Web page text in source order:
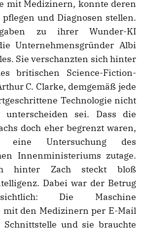
mit Medizinern, konnte deren
und Diagnosen stellen.
zu ihrer Wunder-KI
Unternehmensgründer Albi
Sie verschanzten sich hinter
britischen Science-Fiction-
C. Clarke, demgemäß jede
Technologie nicht
sei. Dass die
doch eher begrenzt waren,
eine Untersuchung des
Innenministeriums zutage.
hinter Zach steckt bloß
Dabei war der Betrug
Die Maschine
den Medizinern per E-Mail
und sie brauchte